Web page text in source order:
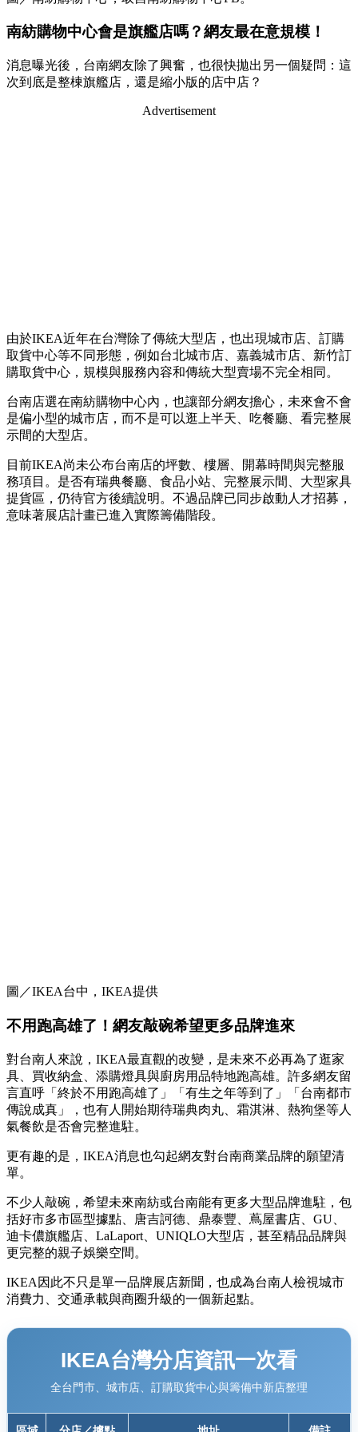
南紡購物中心會是旗艦店嗎？網友最在意規模！
消息曝光後，台南網友除了興奮，也很快拋出另一個疑問：這
次到底是整棟旗艦店，還是縮小版的店中店？
Advertisement
由於IKEA近年在台灣除了傳統大型店，也出現城市店、訂購
取貨中心等不同形態，例如台北城市店、嘉義城市店、新竹訂
購取貨中心，規模與服務內容和傳統大型賣場不完全相同。
台南店選在南紡購物中心內，也讓部分網友擔心，未來會不會
是偏小型的城市店，而不是可以逛上半天、吃餐廳、看完整展
示間的大型店。
目前IKEA尚未公布台南店的坪數、樓層、開幕時間與完整服
務項目。是否有瑞典餐廳、食品小站、完整展示間、大型家具
提貨區，仍待官方後續說明。不過品牌已同步啟動人才招募，
意味著展店計畫已進入實際籌備階段。
圖／IKEA台中，IKEA提供
不用跑高雄了！網友敲碗希望更多品牌進來
對台南人來說，IKEA最直觀的改變，是未來不必再為了逛家
具、買收納盒、添購燈具與廚房用品特地跑高雄。許多網友留
言直呼「終於不用跑高雄了」「有生之年等到了」「台南都市
傳說成真」，也有人開始期待瑞典肉丸、霜淇淋、熱狗堡等人
氣餐飲是否會完整進駐。
更有趣的是，IKEA消息也勾起網友對台南商業品牌的願望清
單。
不少人敲碗，希望未來南紡或台南能有更多大型品牌進駐，包
括好市多市區型據點、唐吉訶德、鼎泰豐、蔦屋書店、GU、
迪卡儂旗艦店、LaLaport、UNIQLO大型店，甚至精品品牌與
更完整的親子娛樂空間。
IKEA因此不只是單一品牌展店新聞，也成為台南人檢視城市
消費力、交通承載與商圈升級的一個新起點。
IKEA台灣分店資訊一次看
全台門市、城市店、訂購取貨中心與籌備中新店整理